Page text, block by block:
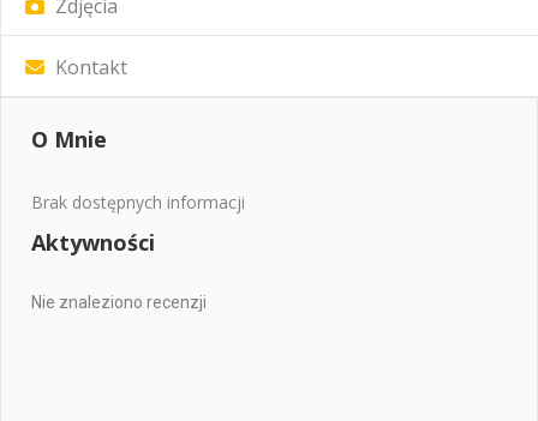
Zdjęcia
Kontakt
O Mnie
Brak dostępnych informacji
Aktywności
Nie znaleziono recenzji